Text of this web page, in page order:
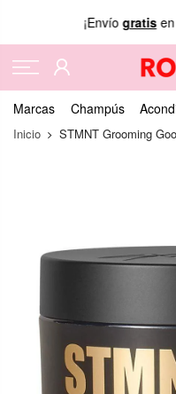
¡Envío gratisen
Marcas Champús
Inicio STMNT Grooming